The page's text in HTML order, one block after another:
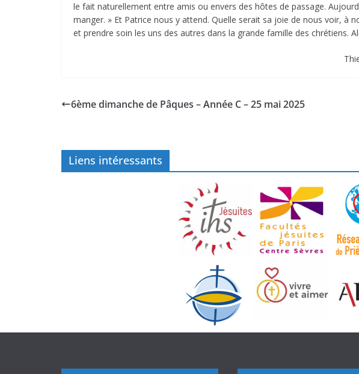
le fait naturellement entre amis ou envers des hôtes de passage.
manger. » Et Patrice nous y attend. Quelle serait sa joie de nous voir, à
et prendre soin les uns des autres dans la grande famille des chrétiens.
6ème dimanche de Pâques – Année C – 25 mai 2025
Liens intéressants